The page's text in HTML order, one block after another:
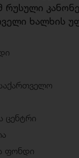
ხალხის
ცენტრი
ფონდი